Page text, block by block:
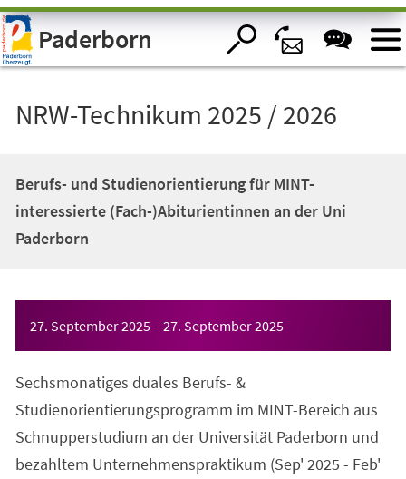
Visuelle
Assistenzsoftware
öffnen.Paderborn
NRW-Technikum 2025 / 2026
Berufs- und Studienorientierung für MINT-
interessierte (Fach-)Abiturientinnen an der Uni
Paderborn
27. September 2025– 27. September 2025
Sechsmonatiges duales Berufs- &
Studienorientierungsprogramm im MINT-Bereich aus
Schnupperstudium an der Universität Paderborn und
bezahltem Unternehmenspraktikum (Sep' 2025 - Feb'